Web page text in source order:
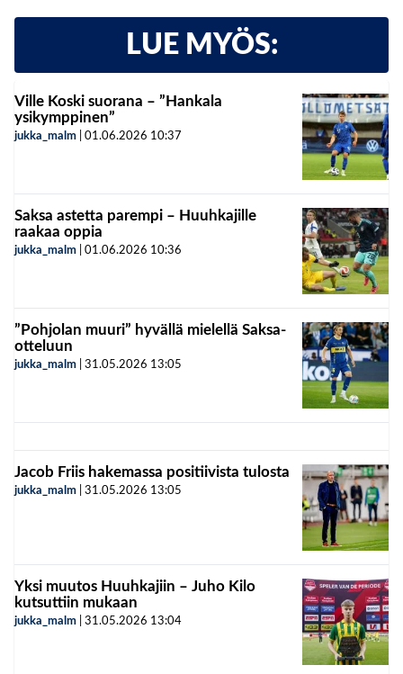
LUE MYÖS:
Ville Koski suorana – ”Hankala
ysikymppinen”
jukka_malm 01.06.2026 10:37
Saksa astetta parempi – Huuhkajille
raakaa oppia
jukka_malm 01.06.2026 10:36
”Pohjolan muuri” hyvällä mielellä Saksa-
otteluun
jukka_malm 31.05.2026 13:05
Jacob Friis hakemassa positiivista tulosta
jukka_malm 31.05.2026 13:05
Yksi muutos Huuhkajiin – Juho Kilo
kutsuttiin mukaan
jukka_malm 31.05.2026 13:04